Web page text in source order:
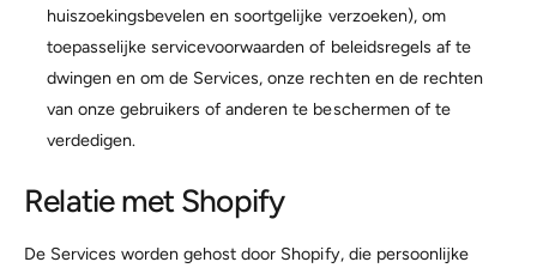
huiszoekingsbevelen en soortgelijke verzoeken), om
toepasselijke servicevoorwaarden of beleidsregels af te
dwingen en om de Services, onze rechten en de rechten
van onze gebruikers of anderen te beschermen of te
verdedigen.
Relatie met Shopify
De Services worden gehost door Shopify, die persoonlijke